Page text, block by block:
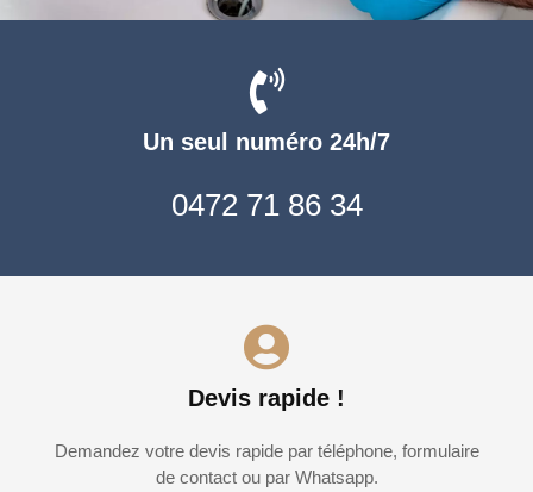
Un seul numéro 24h/7
0472 71 86 34
Devis rapide !
Demandez votre devis rapide par téléphone, formulaire
de contact ou par Whatsapp.